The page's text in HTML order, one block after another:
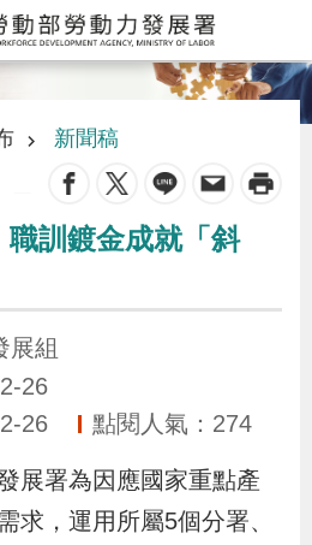
新聞稿
訓鍍金成就「斜
展組
26
26
點閱人氣：274
署為因應國家重點產
求，運用所屬5個分署、